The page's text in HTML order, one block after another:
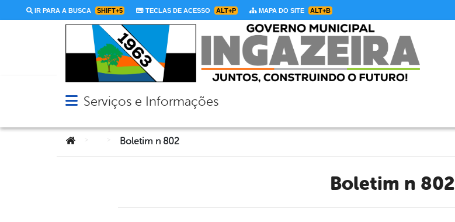
IR PARA A BUSCA SHIFT+5 TECLAS DE ACESSO ALT+P MAPA DO SITE ALT+B
Abrir menu principal de navegação
Serviços e Informações
Você está aqui:Boletim n 802
Boletim n 802